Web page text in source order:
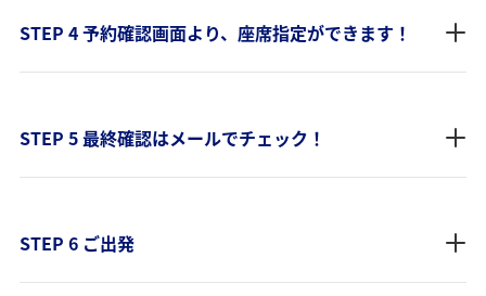
STEP 4 予約確認画面より、座席指定ができます！
STEP 5 最終確認はメールでチェック！
STEP 6 ご出発